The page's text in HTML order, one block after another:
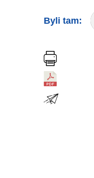
Byli tam: